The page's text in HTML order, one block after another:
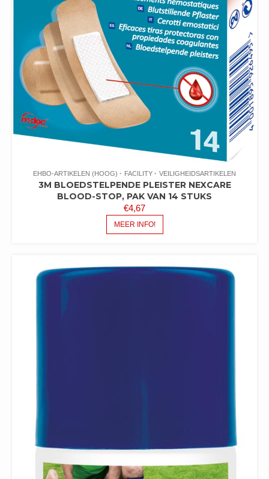
EHBO-ARTIKELEN (HOOG) FACILITY VEILIGHEIDSARTIKELEN
3M BLOEDSTELPENDE PLEISTER NEXCARE
BLOOD-STOP, PAK VAN 14 STUKS
€4,67
MEER INFO!